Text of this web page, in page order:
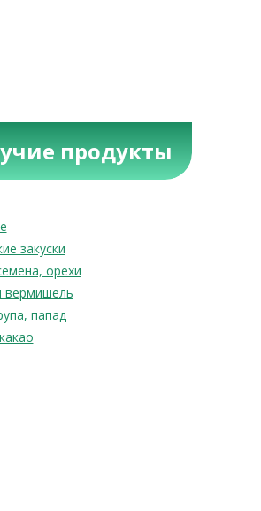
продукты
закуски
орехи
вермишель
папад